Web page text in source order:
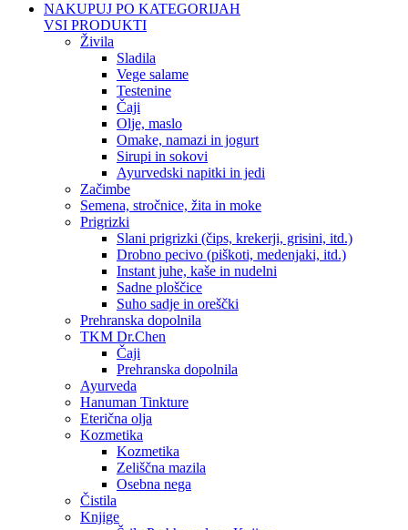
NAKUPUJ PO KATEGORIJAH
VSI PRODUKTI
Živila
Sladila
Vege salame
Testenine
Čaji
Olje, maslo
Omake, namazi in jogurt
Sirupi in sokovi
Ayurvedski napitki in jedi
Začimbe
Semena, stročnice, žita in moke
Prigrizki
Slani prigrizki (čips, krekerji, grisini, itd.)
Drobno pecivo (piškoti, medenjaki, itd.)
Instant juhe, kaše in nudelni
Sadne ploščice
Suho sadje in oreščki
Prehranska dopolnila
TKM Dr.Chen
Čaji
Prehranska dopolnila
Ayurveda
Hanuman Tinkture
Eterična olja
Kozmetika
Kozmetika
Zeliščna mazila
Osebna nega
Čistila
Knjige